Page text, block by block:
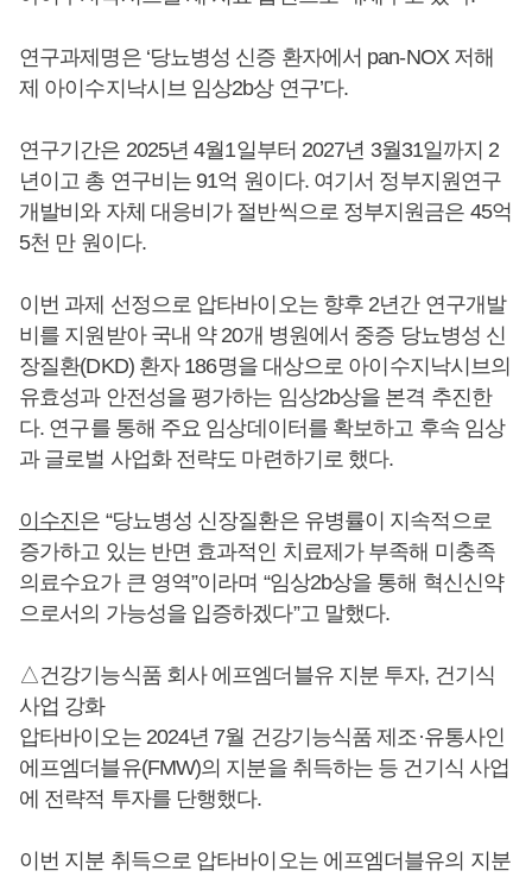
연구과제명은 ‘당뇨병성 신증 환자에서 pan-NOX 저해
제 아이수지낙시브 임상2b상 연구’다.
연구기간은 2025년 4월1일부터 2027년 3월31일까지 2
년이고 총 연구비는 91억 원이다. 여기서 정부지원연구
개발비와 자체 대응비가 절반씩으로 정부지원금은 45억
5천 만 원이다.
이번 과제 선정으로 압타바이오는 향후 2년간 연구개발
비를 지원받아 국내 약 20개 병원에서 중증 당뇨병성 신
장질환(DKD) 환자 186명을 대상으로 아이수지낙시브의
유효성과 안전성을 평가하는 임상2b상을 본격 추진한
다. 연구를 통해 주요 임상데이터를 확보하고 후속 임상
과 글로벌 사업화 전략도 마련하기로 했다.
이수진은 “당뇨병성 신장질환은 유병률이 지속적으로
증가하고 있는 반면 효과적인 치료제가 부족해 미충족
의료수요가 큰 영역”이라며 “임상2b상을 통해 혁신신약
으로서의 가능성을 입증하겠다”고 말했다.
△건강기능식품 회사 에프엠더블유 지분 투자, 건기식
사업 강화
압타바이오는 2024년 7월 건강기능식품 제조·유통사인
에프엠더블유(FMW)의 지분을 취득하는 등 건기식 사업
에 전략적 투자를 단행했다.
이번 지분 취득으로 압타바이오는 에프엠더블유의 지분